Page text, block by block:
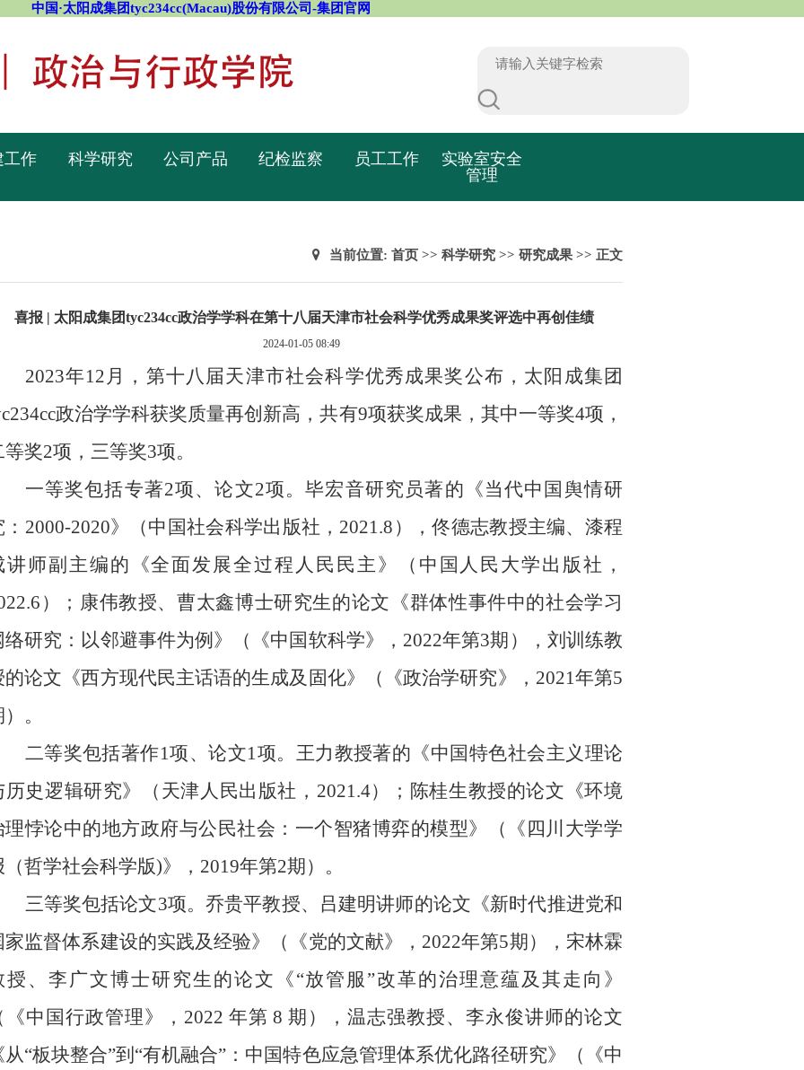
中国·太阳成集团tyc234cc(Macau)股份有限公司-集团官网
工作 科学研究 公司产品 纪检监察 员工工作
实验室安全
管理
当前位置:首页 >>科学研究 >>研究成果 >> 正文
喜报 | 太阳成集团tyc234cc政治学学科在第十八届天津市社会科学优秀成果奖评选中再创佳绩
2024-01-05 08:49
2023年12 月，第十八届天津市社会科学优秀成果奖公布，太阳成集团
政治学学科获奖质量再创新高，共有9项获奖成果，其中一等奖4项，
等奖2项，三等奖3项。
一等奖包括专著2项、论文2项。毕宏音研究员著的《当代中国舆情研
2000-2020》（中国社会科学出版社， 2021.8 ），佟德志教授主编、漆程
讲师副主编的《全面发展全过程人民民主》（中国人民大学出版社，
）；康伟教授、曹太鑫博士研究生的论文《群体性事件中的社会学习
络研究：以邻避事件为例》（《中国软科学》， 2022年第3期），刘训练教
的论文《西方现代民主话语的生成及固化》（《政治学研究》， 2021年第5
。
二等奖包括著作1项、论文1项。王力教授著的《中国特色社会主义理论
历史逻辑研究》（天津人民出版社， 2021.4）；陈桂生教授的论文《环境
理悖论中的地方政府与公民社会：一个智猪博弈的模型》（《四川大学学
（哲学社会科学版)》， 2019年第2期）。
三等奖包括论文3项。乔贵平教授、吕建明讲师的论文《新时代推进党和
家监督体系建设的实践及经验》（《党的文献》， 2022年第5期），宋林霖
授、李广文博士研究生的论文《“放管服”改革的治理意蕴及其走向》
《中国行政管理》， 2022 年第 8 期）
，温志强教授、李永俊讲师的论文
从“板块整合”到“有机融合”：中国特色应急管理体系优化路径研究》（《中